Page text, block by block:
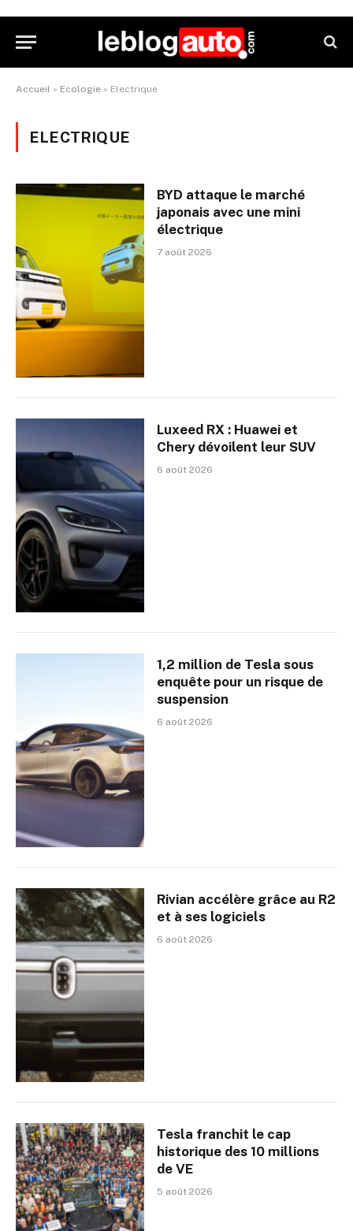
Accueil » Ecologie » Electrique
ELECTRIQUE
BYD attaque le marché
japonais avec une mini
électrique
7 août 2026
Luxeed RX : Huawei et
Chery dévoilent leur SUV
6 août 2026
1,2 million de Tesla sous
enquête pour un risque de
suspension
6 août 2026
Rivian accélère grâce au R2
et à ses logiciels
6 août 2026
Tesla franchit le cap
historique des 10 millions
de VE
5 août 2026